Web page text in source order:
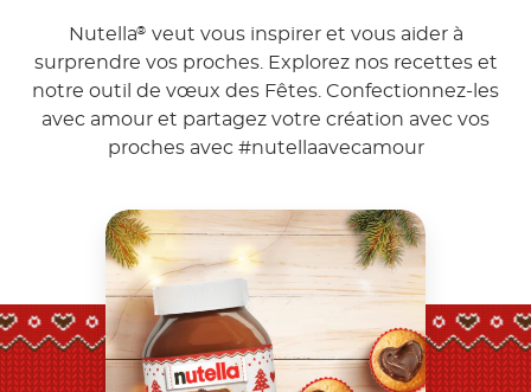
Nutella® veut vous inspirer et vous aider à
surprendre vos proches. Explorez nos recettes et
notre outil de vœux des Fêtes. Confectionnez-les
avec amour et partagez votre création avec vos
proches avec #nutellaavecamour